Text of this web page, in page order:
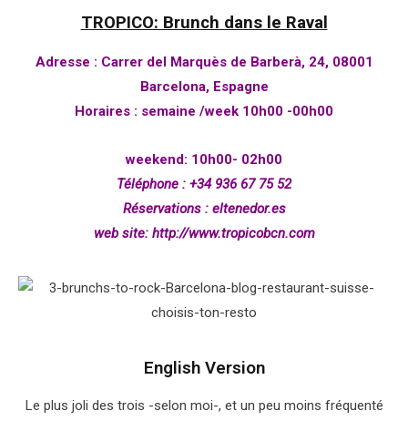
TROPICO: Brunch dans le Raval
Adresse : Carrer del Marquès de Barberà, 24, 08001
Barcelona, Espagne
Horaires : semaine /week 10h00 -00h00
weekend: 10h00- 02h00
Téléphone : +34 936 67 75 52
Réservations : eltenedor.es
web site: http://www.tropicobcn.com
English Version
Le plus joli des trois -selon moi-, et un peu moins fréquenté